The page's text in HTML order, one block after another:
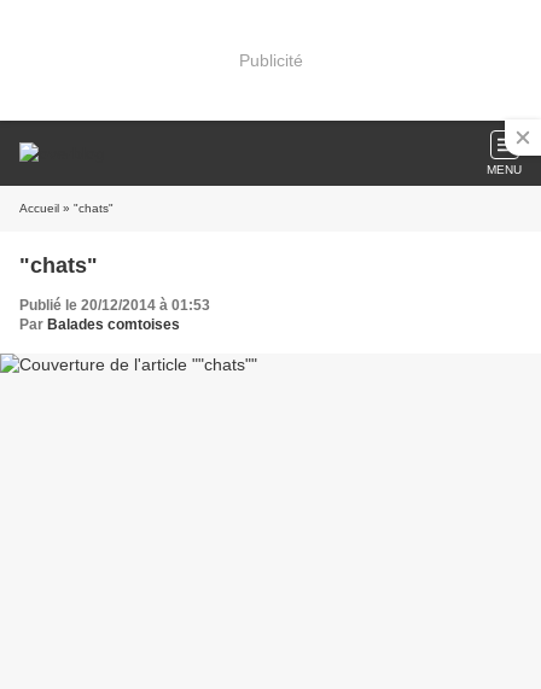
Publicité
MENU
Accueil » "chats"
"chats"
Publié le 20/12/2014 à 01:53
Par Balades comtoises